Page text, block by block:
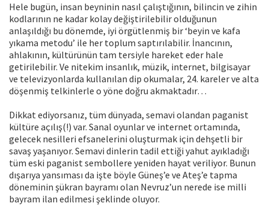
Hele bugün, insan beyninin nasıl çalıştığının, bilincin ve zihin
kodlarının ne kadar kolay değiştirilebilir olduğunun
anlaşıldığı bu dönemde, iyi örgütlenmiş bir ‘beyin ve kafa
yıkama metodu’ ile her toplum saptırılabilir. İnancının,
ahlakının, kültürünün tam tersiyle hareket eder hale
getirilebilir. Ve nitekim insanlık, müzik, internet, bilgisayar
ve televizyonlarda kullanılan dip okumalar, 24. kareler ve alta
döşenmiş telkinlerle o yöne doğru akmaktadır…
Dikkat ediyorsanız, tüm dünyada, semavi olandan paganist
kültüre açılış(!) var. Sanal oyunlar ve internet ortamında,
gelecek nesilleri efsanelerini oluşturmak için dehşetli bir
savaş yaşanıyor. Semavi dinlerin tadil ettiği yahut ayıkladığı
tüm eski paganist sembollere yeniden hayat veriliyor. Bunun
dışarıya yansıması da işte böyle Güneş’e ve Ateş’e tapma
döneminin şükran bayramı olan Nevruz’un nerede ise milli
bayram ilan edilmesi şeklinde oluyor.